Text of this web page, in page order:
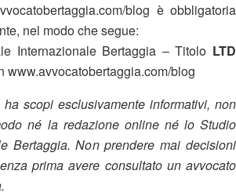
blog è obbligatoria
nel modo che segue:
Internazionale Bertaggia – Titolo LTD
www.avvocatobertaggia.com/blog
scopi esclusivamente informativi, non
né la redazione online né lo Studio
Bertaggia. Non prendere mai decisioni
prima avere consultato un avvocato